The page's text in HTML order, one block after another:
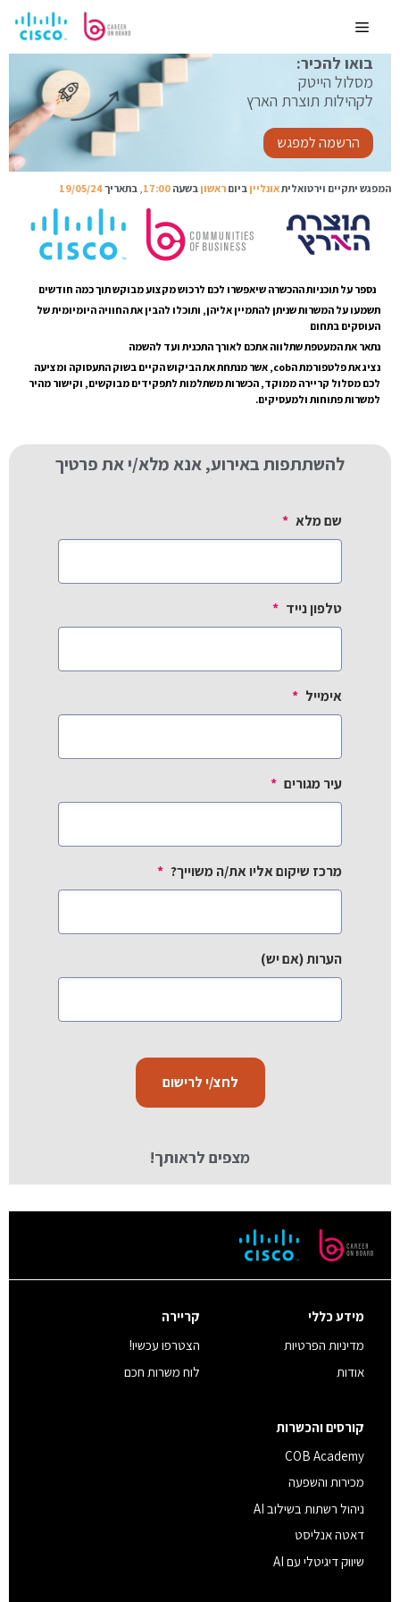
לתוכןMenu
בואו להכיר:
מסלול הייטק
לקהילות תוצרת הארץ
הרשמה למפגש
המפגש יתקיים וירטואליתאונליין ביום ראשון בשעה 17:00
, בתאריך19/05/24
נספר על תוכניות ההכשרה שיאפשרו לכם לרכוש מקצוע מבוקש תוך כמה חודשים
תשמעו על המשרות שניתן להתמיין אליהן, ותוכלו להבין את החוויה היומיומית של
העוסקים בתחום
נתאר את המעטפת שתלווה אתכם לאורך התכנית ועד להשמה
נציג את פלטפורמת הcob, אשר מנתחת את הביקוש הקיים בשוק התעסוקה ומציעה
לכם מסלול קריירה ממוקד, הכשרות משתלמות לתפקידים מבוקשים, וקישור מהיר
למשרות פתוחות ולמעסיקים.
להשתתפות באירוע, אנא מלא/י את פרטיך
שם מלא *
טלפון נייד *
אימייל *
עיר מגורים *
מרכז שיקום אליו את/ה משוייך? *
הערות (אם יש)
מצפים לראותך!
מידע כללי
מדיניות הפרטיות
אודות
קריירה
הצטרפו עכשיו!
לוח משרות חכם
קורסים והכשרות
COB Academy
מכירות והשפעה
ניהול רשתות בשילוב AI
דאטה אנליסט
שיווק דיגיטלי עם AI